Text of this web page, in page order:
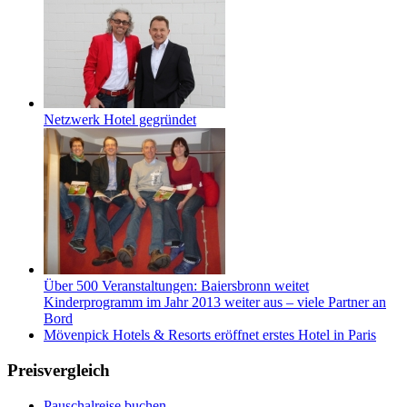
Netzwerk Hotel gegründet
Über 500 Veranstaltungen: Baiersbronn weitet
Kinderprogramm im Jahr 2013 weiter aus – viele Partner an
Bord
Mövenpick Hotels & Resorts eröffnet erstes Hotel in Paris
Preisvergleich